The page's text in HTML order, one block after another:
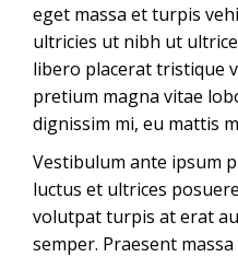
eget massa et turpis
ultricies ut nibh ut
libero placerat tristique
pretium magna vitae
dignissim mi, eu mattis
Vestibulum ante ipsum
luctus et ultrices
volutpat turpis at erat
semper. Praesent